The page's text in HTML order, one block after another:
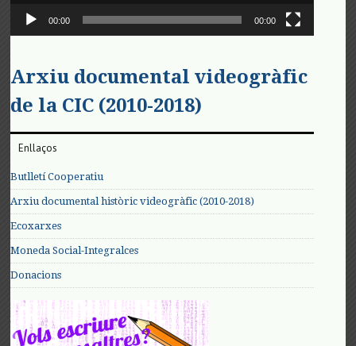
00:00 00:00
Arxiu documental videogràfic
de la CIC (2010-2018)
Enllaços
Butlletí Cooperatiu
Arxiu documental històric videogràfic (2010-2018)
Ecoxarxes
Moneda Social-Integralces
Donacions